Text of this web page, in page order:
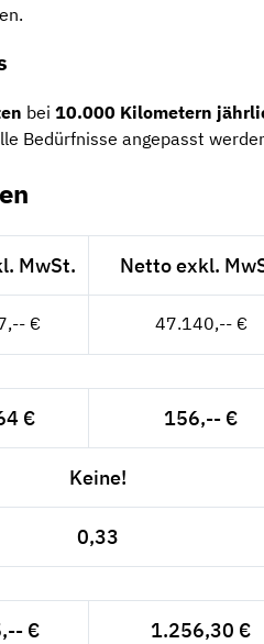
bei 10.000 Kilometern
Bedürfnisse angepasst
MwSt. Netto exkl.
€ 47.140,-- €
€ 156,-- €
Keine!
0,33
€ 1.256,30 €